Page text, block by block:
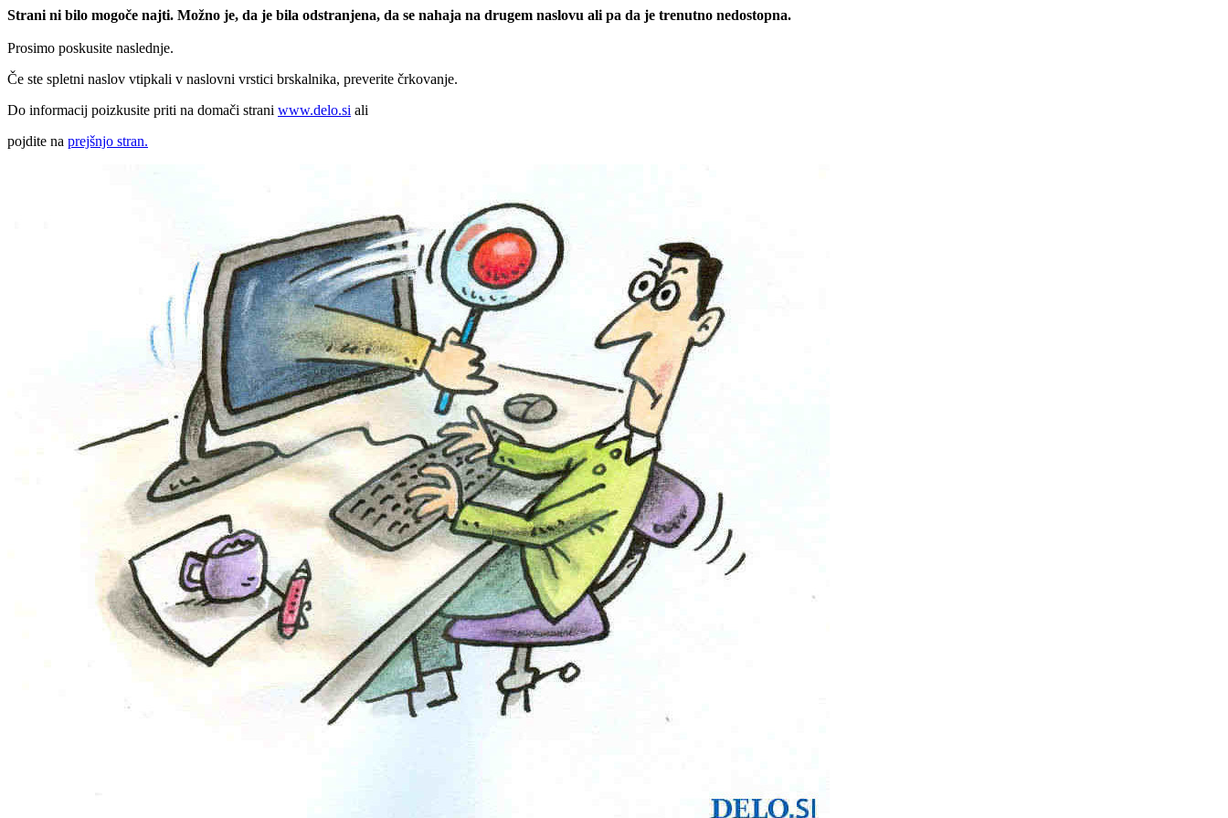
Strani ni bilo mogoče najti. Možno je, da je bila odstranjena, da se nahaja na drugem naslovu ali pa da je trenutno nedostopna.
Prosimo poskusite naslednje.
Če ste spletni naslov vtipkali v naslovni vrstici brskalnika, preverite črkovanje.
Do informacij poizkusite priti na domači strani www.delo.si ali
pojdite na prejšnjo stran.